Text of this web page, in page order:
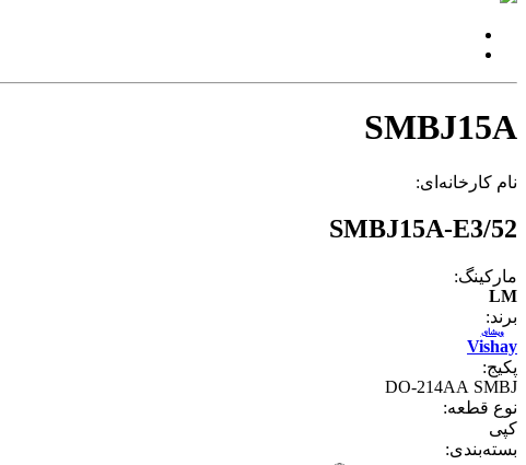
SMBJ15A
نام کارخانه‌ای:
SMBJ15A-E3/52
مارکینگ:
LM
برند:
Vishay
ویشای
پکیج:
DO-214AA SMBJ
نوع قطعه:
کپی
بسته‌بندی: